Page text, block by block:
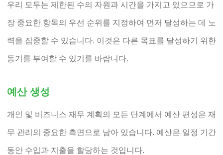
우리 모두는 제한된 수의 자원과 시간을 가지고 있으므로 가
장 중요한 항목의 우선 순위를 지정하여 먼저 달성하는 데 노
력을 집중할 수 있습니다. 이것은 다른 목표를 달성하기 위한
동기를 부여할 수 있기를 바랍니다.
예산 생성
개인 및 비즈니스 재무 계획의 모든 단계에서 예산 편성은 재
무 관리의 중요한 측면으로 남아 있습니다. 예산은 일정 기간
동안 수입과 지출을 할당하는 것입니다.